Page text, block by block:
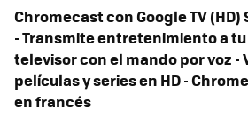
Chromecast con Google TV (HD)
- Transmite entretenimiento a tu
televisor con el mando por voz -
películas y series en HD -
en francés